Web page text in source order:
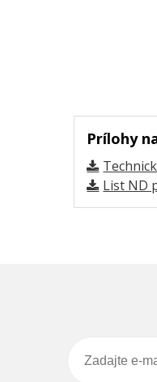
Prílohy
List ND